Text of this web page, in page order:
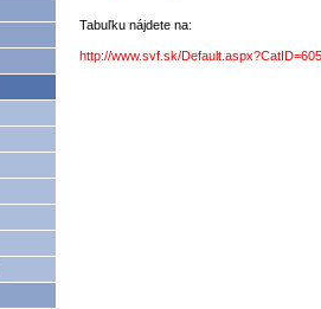
Tabuľku nájdete na:
http://www.svf.sk/